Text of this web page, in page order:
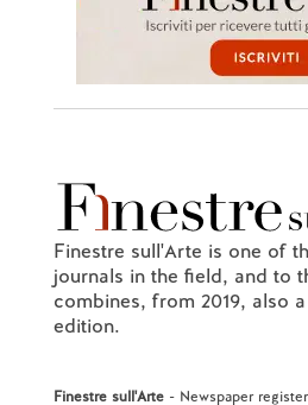
Finestre sull'Arte is one of
journals in the field, and to
combines, from 2019, also
edition.
Finestre sull'Arte- Newspaper